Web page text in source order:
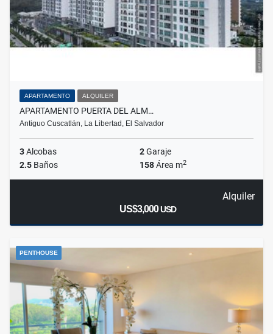
APARTAMENTO ALQUILER
APARTAMENTO PUERTA DEL ALM…
Antiguo Cuscatlán, La Libertad, El Salvador
3Alcobas 2Garaje
2.5 Baños 158Área m2
Alquiler
US$3,000USD
PENTHOUSE